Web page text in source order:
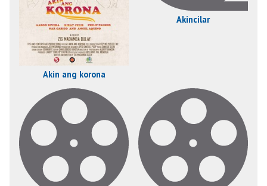
Akin ang korona
Akincilar